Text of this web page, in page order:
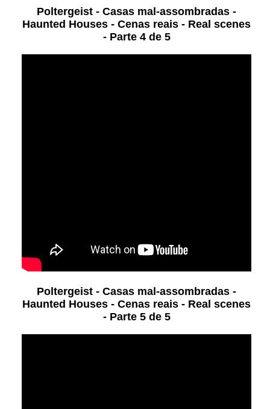
Poltergeist - Casas mal-assombradas -
Haunted Houses - Cenas reais - Real scenes
- Parte 4 de 5
Poltergeist - Casas mal-assombradas -
Haunted Houses - Cenas reais - Real scenes
- Parte 5 de 5